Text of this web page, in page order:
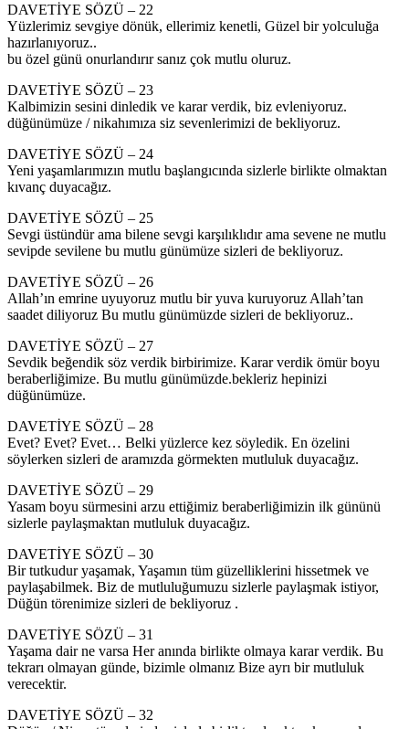
DAVETİYE SÖZÜ – 22
Yüzlerimiz sevgiye dönük, ellerimiz kenetli, Güzel bir yolculuğa
hazırlanıyoruz..
bu özel günü onurlandırır sanız çok mutlu oluruz.
DAVETİYE SÖZÜ – 23
Kalbimizin sesini dinledik ve karar verdik, biz evleniyoruz.
düğünümüze / nikahımıza siz sevenlerimizi de bekliyoruz.
DAVETİYE SÖZÜ – 24
Yeni yaşamlarımızın mutlu başlangıcında sizlerle birlikte olmaktan
kıvanç duyacağız.
DAVETİYE SÖZÜ – 25
Sevgi üstündür ama bilene sevgi karşılıklıdır ama sevene ne mutlu
sevipde sevilene bu mutlu günümüze sizleri de bekliyoruz.
DAVETİYE SÖZÜ – 26
Allah’ın emrine uyuyoruz mutlu bir yuva kuruyoruz Allah’tan
saadet diliyoruz Bu mutlu günümüzde sizleri de bekliyoruz..
DAVETİYE SÖZÜ – 27
Sevdik beğendik söz verdik birbirimize. Karar verdik ömür boyu
beraberliğimize. Bu mutlu günümüzde.bekleriz hepinizi
düğünümüze.
DAVETİYE SÖZÜ – 28
Evet? Evet? Evet… Belki yüzlerce kez söyledik. En özelini
söylerken sizleri de aramızda görmekten mutluluk duyacağız.
DAVETİYE SÖZÜ – 29
Yasam boyu sürmesini arzu ettiğimiz beraberliğimizin ilk gününü
sizlerle paylaşmaktan mutluluk duyacağız.
DAVETİYE SÖZÜ – 30
Bir tutkudur yaşamak, Yaşamın tüm güzelliklerini hissetmek ve
paylaşabilmek. Biz de mutluluğumuzu sizlerle paylaşmak istiyor,
Düğün törenimize sizleri de bekliyoruz .
DAVETİYE SÖZÜ – 31
Yaşama dair ne varsa Her anında birlikte olmaya karar verdik. Bu
tekrarı olmayan günde, bizimle olmanız Bize ayrı bir mutluluk
verecektir.
DAVETİYE SÖZÜ – 32